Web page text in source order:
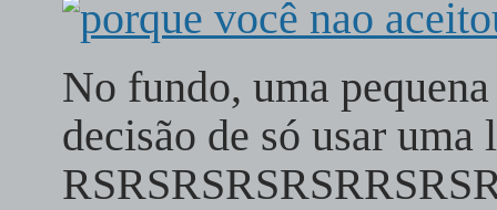
No fundo, uma
decisão de só usar